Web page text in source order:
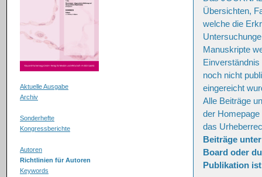
Aktuelle Ausgabe
Archiv
Sonderhefte
Kongressberichte
Autoren
Richtlinien für Autoren
Keywords
Übersichten,
welche die
Manuskripte
noch nicht
eingereicht
Alle Beiträge
der
das
Beiträge
Board oder
Publikation